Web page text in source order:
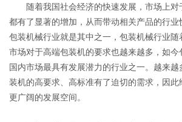
随着我国社会经济的快速发展，市场上
都有了显著的增加，从而带动相关产品的行业
包装机械行业就是其中之一，包装机械行业随
市场对于高端包装机的要求也越来越多，如今
国内市场最具有发展潜力的行业之一。越来
装机的高要求、高标准有了迫切的需求，因此
更广阔的发展空间。